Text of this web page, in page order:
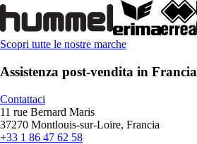
Scopri tutte le nostre marche
Assistenza post-vendita in Francia
Contattaci
11 rue Bernard Maris
37270 Montlouis-sur-Loire, Francia
+33 1 86 47 62 58